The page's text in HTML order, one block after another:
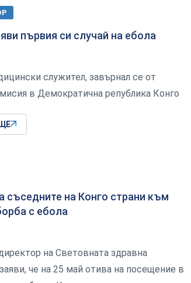
първия си случай на ебола
служител, завърнал се от
в Демократична република Конго
съседните на Конго страни към
с ебола
на Световната здравна
че на 25 май отива на посещение в